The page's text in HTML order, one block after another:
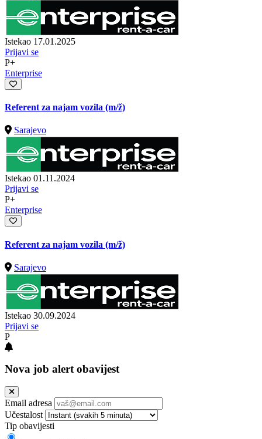
Istekao 17.01.2025
Prijavi se
P+
Enterprise
Referent za najam vozila (m/ž)
Sarajevo
Istekao 01.11.2024
Prijavi se
P+
Enterprise
Referent za najam vozila (m/ž)
Sarajevo
Istekao 30.09.2024
Prijavi se
P
Nova job alert obavijest
Email adresa
Učestalost
Tip obavijesti